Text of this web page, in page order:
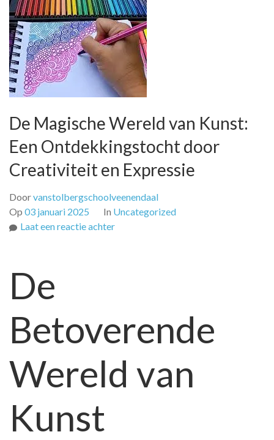
De Magische Wereld van Kunst:
Een Ontdekkingstocht door
Creativiteit en Expressie
Doorvanstolbergschoolveenendaal
Op 03 januari 2025 In Uncategorized
Laat een reactie achterop
Ontdekkingstocht
door
Creativiteit
en
Expressie
De
Betoverende
Wereld van
Kunst